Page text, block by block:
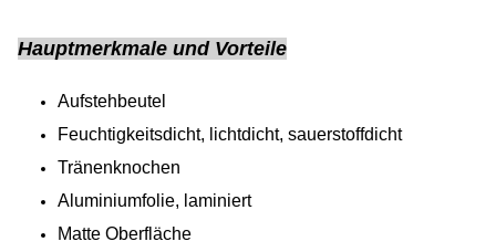
Hauptmerkmale und Vorteile
Aufstehbeutel
Feuchtigkeitsdicht, lichtdicht, sauerstoffdicht
Tränenknochen
Aluminiumfolie, laminiert
Matte Oberfläche